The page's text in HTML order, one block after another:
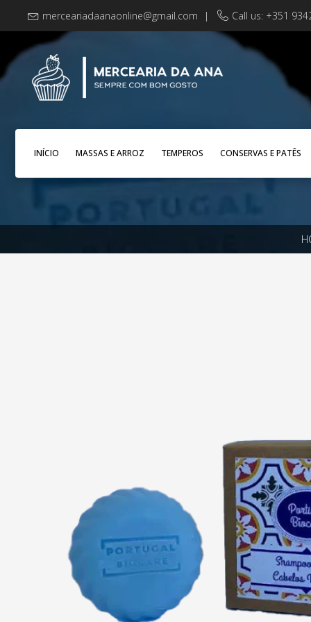
merceariadaanaonline@gmail.com | Call us: +351
INÍCIO MASSAS E ARROZ TEMPEROS CONSERVAS E PATÊS